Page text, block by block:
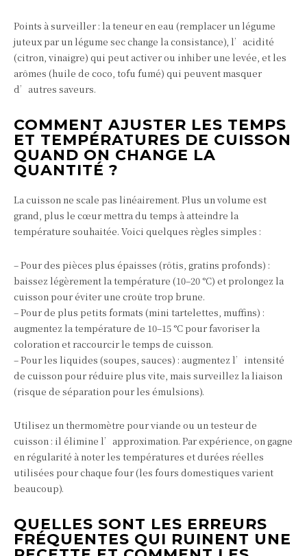
Points à surveiller : la teneur en eau (remplacer un légume
juteux par un légume sec change la consistance), l’acidité
(citron, vinaigre) qui peut activer ou inhiber une levée, et les
arômes (huile de coco, tofu fumé) qui peuvent masquer
d’autres saveurs.
COMMENT AJUSTER LES TEMPS
ET TEMPÉRATURES DE CUISSON
QUAND ON CHANGE LA
QUANTITÉ ?
La cuisson ne scale pas linéairement. Plus un volume est
grand, plus le cœur mettra du temps à atteindre la
température souhaitée. Voici quelques règles simples :
– Pour des pièces plus épaisses (rôtis, gratins profonds) :
baissez légèrement la température (10–20 °C) et prolongez la
cuisson pour éviter une croûte trop brune.
– Pour de plus petits formats (mini tartelettes, muffins) :
augmentez la température de 10–15 °C pour favoriser la
coloration et raccourcir le temps de cuisson.
– Pour les liquides (soupes, sauces) : augmentez l’intensité
de cuisson pour réduire plus vite, mais surveillez la liaison
(risque de séparation pour les émulsions).
Utilisez un thermomètre pour viande ou un testeur de
cuisson : il élimine l’approximation. Par expérience, on gagne
en régularité à noter les températures et durées réelles
utilisées pour chaque four (les fours domestiques varient
beaucoup).
QUELLES SONT LES ERREURS
FRÉQUENTES QUI RUINENT UNE